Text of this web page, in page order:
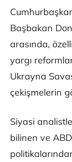
Başbakan
arasında,
yargı
Ukrayna
çekişmelerin
Siyasi
bilinen ve